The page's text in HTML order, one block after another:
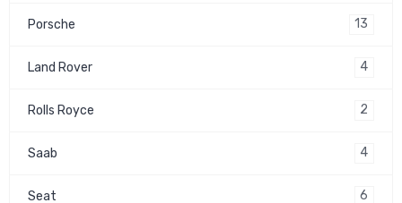
Porsche 13
Land Rover 4
Rolls Royce 2
Saab 4
Seat 6